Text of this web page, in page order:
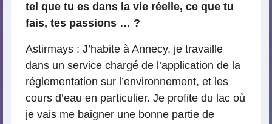
tel que tu es dans la vie réelle, ce que tu
fais, tes passions … ?
Astirmays : J’habite à Annecy, je travaille
dans un service chargé de l’application de la
réglementation sur l’environnement, et les
cours d’eau en particulier. Je profite du lac où
je vais me baigner une bonne partie de